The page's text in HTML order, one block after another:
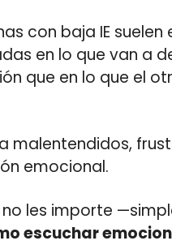
con baja IE
en lo que van a
que en lo que el
malentendidos,
emocional.
no les importe
escuchar